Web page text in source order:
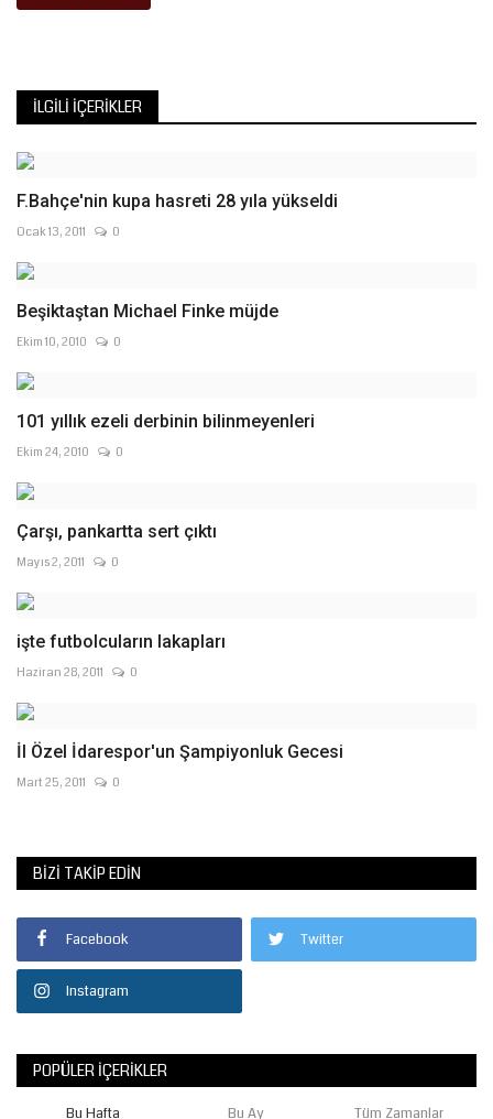
İLGILI İÇERIKLER
F.Bahçe'nin kupa hasreti 28 yıla yükseldi
Ocak 13, 2011 0
Beşiktaştan Michael Finke müjde
Ekim 10, 2010 0
101 yıllık ezeli derbinin bilinmeyenleri
Ekim 24, 2010 0
Çarşı, pankartta sert çıktı
Mayıs 2, 2011 0
işte futbolcuların lakapları
Haziran 28, 2011 0
İl Özel İdarespor'un Şampiyonluk Gecesi
Mart 25, 2011 0
BIZI TAKIP EDIN
Facebook Twitter
Instagram
POPÜLER İÇERIKLER
Bu Hafta Bu Ay Tüm Zamanlar